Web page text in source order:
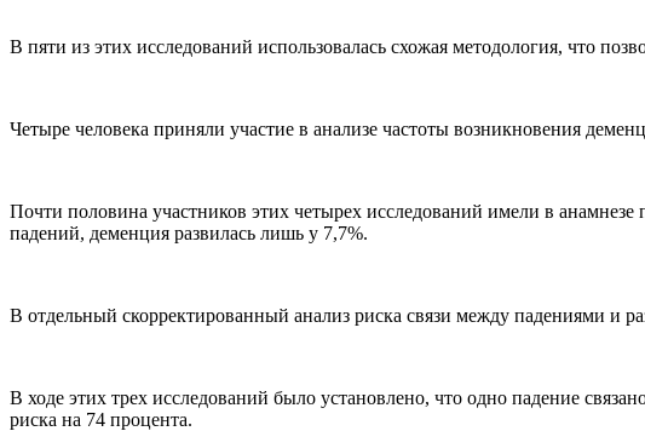
В пяти из этих исследований использовалась схожая методология, что
Четыре человека приняли участие в анализе частоты возникновения
Почти половина участников этих четырех исследований имели в
падений, деменция развилась лишь у 7,7%.
В отдельный скорректированный анализ риска связи между падениями и
В ходе этих трех исследований было установлено, что одно падение
риска на 74 процента.